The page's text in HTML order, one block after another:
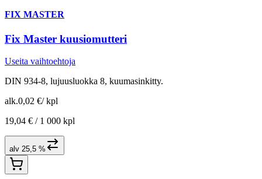
FIX MASTER
Fix Master kuusiomutteri
Useita vaihtoehtoja
DIN 934-8, lujuusluokka 8, kuumasinkitty.
alk.0,02 €/ kpl
19,04 € / 1 000 kpl
alv 25,5 %